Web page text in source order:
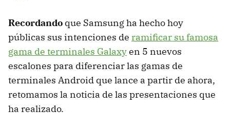
Recordando que Samsung ha hecho hoy
públicas sus intenciones de ramificar su famosa
gama de terminales Galaxyen 5 nuevos
escalones para diferenciar las gamas de
terminales Android que lance a partir de ahora,
retomamos la noticia de las presentaciones que
ha realizado.